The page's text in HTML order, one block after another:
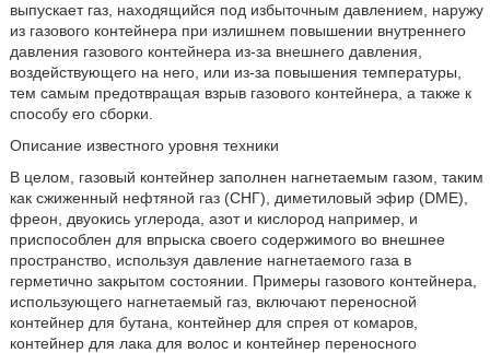
выпускает газ, находящийся под избыточным давлением, наружу
из газового контейнера при излишнем повышении внутреннего
давления газового контейнера из-за внешнего давления,
воздействующего на него, или из-за повышения температуры,
тем самым предотвращая взрыв газового контейнера, а также к
способу его сборки.
Описание известного уровня техники
В целом, газовый контейнер заполнен нагнетаемым газом, таким
как сжиженный нефтяной газ (СНГ), диметиловый эфир (DME),
фреон, двуокись углерода, азот и кислород например, и
приспособлен для впрыска своего содержимого во внешнее
пространство, используя давление нагнетаемого газа в
герметично закрытом состоянии. Примеры газового контейнера,
использующего нагнетаемый газ, включают переносной
контейнер для бутана, контейнер для спрея от комаров,
контейнер для лака для волос и контейнер переносного